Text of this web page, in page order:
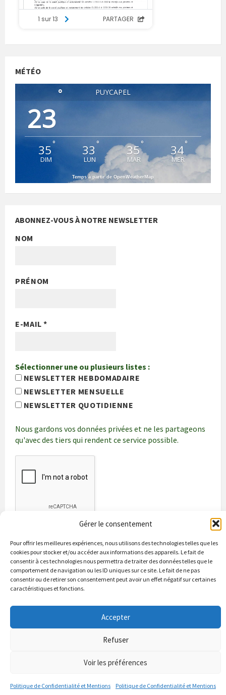
Gérer le consentement
Pour offrir les meilleures expériences, nous utilisons des technologies telles que les
cookies pour stocker et/ou accéder aux informations des appareils. Le fait de
consentir à ces technologies nous permettra de traiter des données telles que le
comportement de navigation ou les ID uniques sur ce site. Le fait de ne pas
consentir ou de retirer son consentement peut avoir un effet négatif sur certaines
caractéristiques et fonctions.
Accepter
Refuser
Voir les préférences
Politique de Confidentialité et Mentions Politique de Confidentialité et Mentions
MÉTÉO
PUYCAPEL
23
°
35°
DIM
33 °
LUN
35°
MAR
34°
MER
Temps à partir de OpenWeatherMap
ABONNEZ-VOUS À NOTRE NEWSLETTER
NOM
PRÉNOM
E-MAIL*
Sélectionner une ou plusieurs listes :
NEWSLETTER HEBDOMADAIRE
NEWSLETTER MENSUELLE
NEWSLETTER QUOTIDIENNE
Nous gardons vos données privées et ne les partageons
qu'avec des tiers qui rendent ce service possible.
Bienvenue à Puycapel La municipalité
Actualités
Les bonnes adresses
© 2026 Site officiel de la commune de Puycapel dans le Cantal
Conformité à la loi RGPD
Puycapel.fr utilise des cookies pour améliorer les performance et
votre usage du site web. nous présumons de votre accord pour
le dicte et vous en donne le droit .